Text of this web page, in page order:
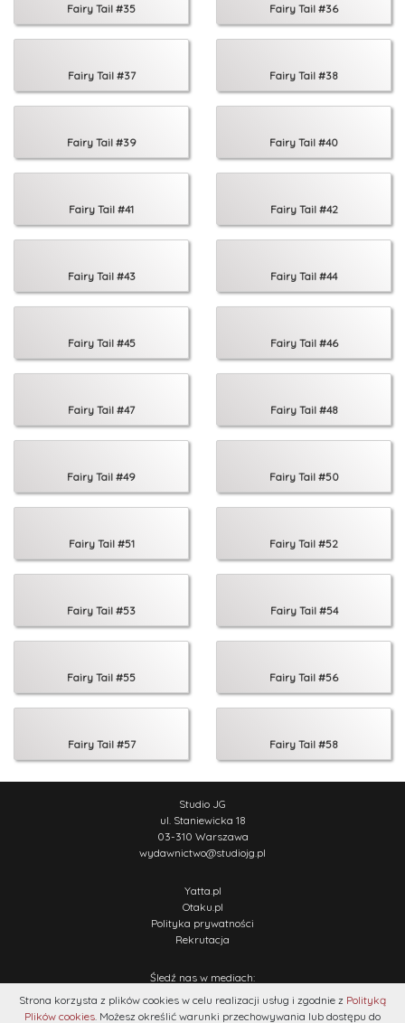
Fairy Tail #35 Fairy Tail #36
Fairy Tail #37 Fairy Tail #38
Fairy Tail #39 Fairy Tail #40
Fairy Tail #41 Fairy Tail #42
Fairy Tail #43 Fairy Tail #44
Fairy Tail #45 Fairy Tail #46
Fairy Tail #47 Fairy Tail #48
Fairy Tail #49 Fairy Tail #50
Fairy Tail #51 Fairy Tail #52
Fairy Tail #53 Fairy Tail #54
Fairy Tail #55 Fairy Tail #56
Fairy Tail #57 Fairy Tail #58
Strona korzysta z plików cookies w celu realizacji usług i zgodnie z Polityką
Plików cookies. Możesz określić warunki przechowywania lub dostępu do
Studio JG
ul. Staniewicka 18
03-310 Warszawa
wydawnictwo@studiojg.pl
Yatta.pl
Otaku.pl
Polityka prywatności
Rekrutacja
Śledź nas w mediach: